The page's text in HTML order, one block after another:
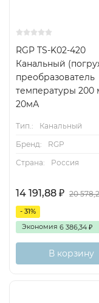
RGP TS-K02-420
Канальный
преобразователь
температуры 200
20мА
Тип.:
Канальный
Бренд:
RGP
Страна:
Россия
14 191,88 ₽ 20
- 31%
Экономия 6 386,34 ₽
В корзину